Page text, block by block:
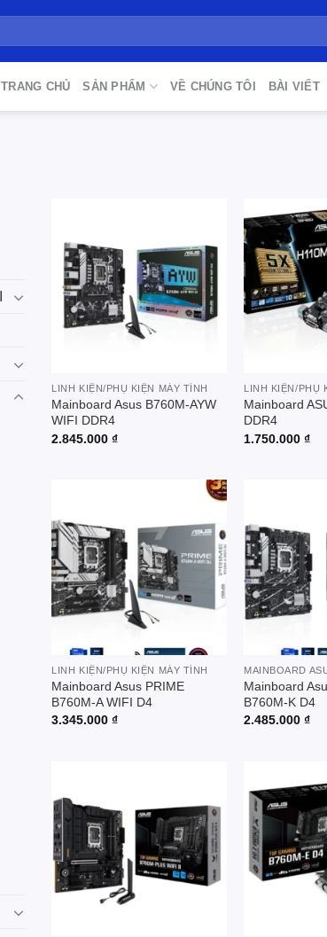
TRANG CHỦ SẢN PHẨM VỀ CHÚNG TÔI BÀI VIẾT
Add to
wishlist
LINH KIỆN/PHỤ KIỆN MÁY TÍNH
Mainboard Asus B760M-AYW
WIFI DDR4
2.845.000₫
LINH KIỆN/PHỤ
Mainboard
DDR4
1.750.000₫
Add to
LINH KIỆN/PHỤ KIỆN MÁY TÍNH
Mainboard Asus PRIME
B760M-A WIFI D4
3.345.000₫
MAINBOARD
Mainboard
B760M-K D4
2.485.000₫
Add to
wishlist